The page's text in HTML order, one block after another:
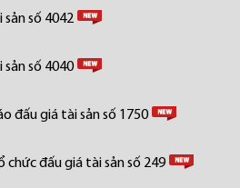
số 4042
số 4040
đấu giá tài sản số 1750
chức đấu giá tài sản số 249